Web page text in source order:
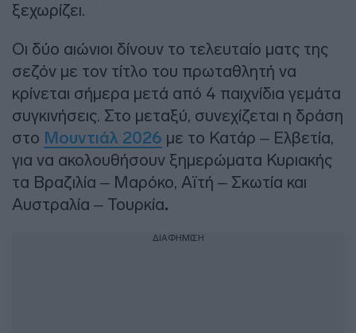
ξεχωρίζει.
Οι δύο αιώνιοι δίνουν το τελευταίο ματς της
σεζόν με τον τίτλο του πρωταθλητή να
κρίνεται σήμερα μετά από 4 παιχνίδια γεμάτα
συγκινήσεις. Στο μεταξύ, συνεχίζεται η δράση
στο Μουντιάλ 2026 με το Κατάρ – Ελβετία,
για να ακολουθήσουν ξημερώματα Κυριακής
τα Βραζιλία – Μαρόκο, Αϊτή – Σκωτία και
Αυστραλία – Τουρκία.
ΔΙΑΦΗΜΙΣΗ